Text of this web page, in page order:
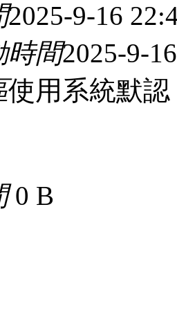
2025-9-16
時間2025-9-
使用系統默認
0 B